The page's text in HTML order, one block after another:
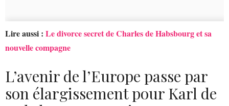
Lire aussi : Le divorce secret de Charles de Habsbourg et sa
nouvelle compagne
L’avenir de l’Europe passe par
son élargissement pour Karl de